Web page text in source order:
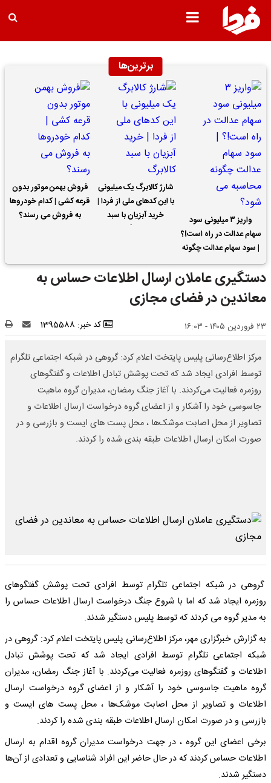
برترین‌ها
واریز ۳ میلیونی سود
سهام عدالت در راه است!؟
| سود سهام عدالت چگونه
محاسبه می شود؟
شارژ کالابرگ یک میلیونی
با این کدهای ملی از فردا |
خرید آبزیان با سبد
فروش بهمن موتور بدون
قرعه کشی | کدام خودروها
به فروش می رسند؟
دستگیری عاملان ارسال اطلاعات حساس به
معاندین در فضای مجازی
۲۳ فروردین ۱۴۰۵ - ۱۶:۰۳ کد خبر: 1395588
مرکز اطلاع‌رسانی پلیس پایتخت اعلام کرد: گروهی در شبکه اجتماعی تلگرام
توسط افرادی ایجاد شد که تحت پوشش تبادل اطلاعات و گفتگوهای
روزمره فعالیت می‌کردند. با آغاز جنگ رمضان، مدیران گروه ماهیت
جاسوسی خود را آشکار و از اعضای گروه درخواست ارسال اطلاعات و
تصاویر از محل اصابت موشک‌ها ، محل پست های ایست و بازرسی و در
صورت امکان ارسال اطلاعات طبقه بندی شده را کردند.
گروهی در شبکه اجتماعی تلگرام توسط افرادی تحت پوشش گفتگوهای
روزمره ایجاد شد که اما با شروع جنگ درخواست ارسال اطلاعات حساس را
به مدیر گروه می کردند که توسط پلیس دستگیر شدند.
به گزارش خبرگزاری مهر، مرکز اطلاع‌رسانی پلیس پایتخت اعلام کرد: گروهی در
شبکه اجتماعی تلگرام توسط افرادی ایجاد شد که تحت پوشش تبادل
اطلاعات و گفتگوهای روزمره فعالیت می‌کردند. با آغاز جنگ رمضان، مدیران
گروه ماهیت جاسوسی خود را آشکار و از اعضای گروه درخواست ارسال
اطلاعات و تصاویر از محل اصابت موشک‌ها ، محل پست های ایست و
بازرسی و در صورت امکان ارسال اطلاعات طبقه بندی شده را کردند.
برخی اعضای این گروه ، در جهت درخواست مدیران گروه اقدام به ارسال
اطلاعات حساس کردند که در حال حاضر این افراد شناسایی و تعدادی از آن‌ها
دستگیر شدند.